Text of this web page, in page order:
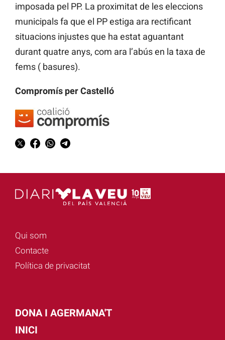
imposada pel PP. La proximitat de les eleccions
municipals fa que el PP estiga ara rectificant
situacions injustes que ha estat aguantant
durant quatre anys, com ara l’abús en la taxa de
fems ( basures).
Compromís per Castelló
Qui som
Contacte
Política de privacitat
DONA I AGERMANA'T
INICI